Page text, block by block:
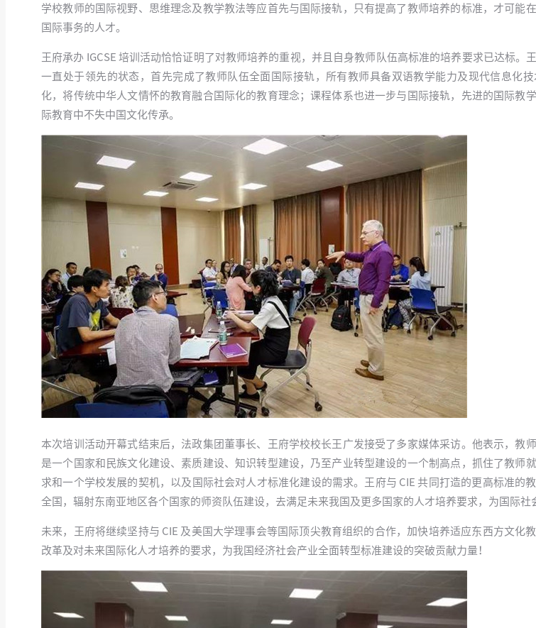
学校教师的国际视野、思维理念及教学教法等应首先与国际接轨，只有提高了教师培养的标准，才可能
国际事务的人才。
王府承办 IGCSE 培训活动恰恰证明了对教师培养的重视，并且自身教师队伍高标准的培养要求已达标。
一直处于领先的状态，首先完成了教师队伍全面国际接轨，所有教师具备双语教学能力及现代信息化
化，将传统中华人文情怀的教育融合国际化的教育理念；课程体系也进一步与国际接轨，先进的国际教
际教育中不失中国文化传承。
本次培训活动开幕式结束后，法政集团董事长、王府学校校长王广发接受了多家媒体采访。他表示，教
是一个国家和民族文化建设、素质建设、知识转型建设，乃至产业转型建设的一个制高点，抓住了教师
求和一个学校发展的契机，以及国际社会对人才标准化建设的需求。王府与 CIE 共同打造的更高标准的
全国，辐射东南亚地区各个国家的师资队伍建设，去满足未来我国及更多国家的人才培养要求，为国际社
未来，王府将继续坚持与 CIE 及美国大学理事会等国际顶尖教育组织的合作，加快培养适应东西方文化
改革及对未来国际化人才培养的要求，为我国经济社会产业全面转型标准建设的突破贡献力量！